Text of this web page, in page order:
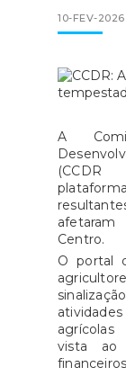
10-FEV-2026
A
(CCDR
Centro.
O portal
vista ao